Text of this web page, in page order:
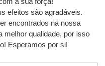
efeitos são agradáveis.
encontrados na nossa
melhor qualidade, por isso
Esperamos por si!